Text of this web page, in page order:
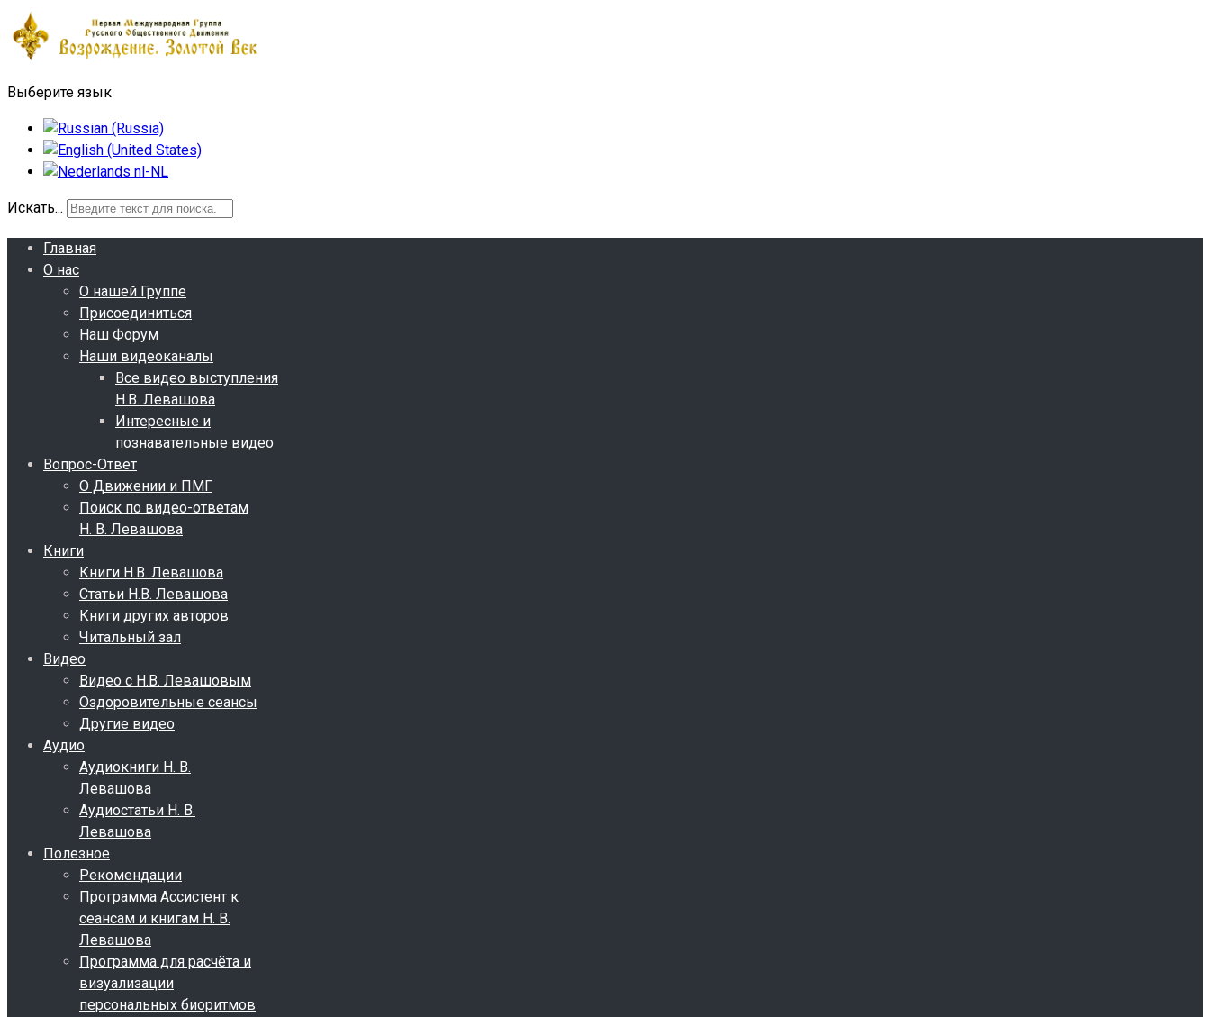
Выберите язык
Искать...
Главная
О нас
О нашей Группе
Присоединиться
Наш Форум
Наши видеоканалы
Все видео выступления
Н.В. Левашова
Интересные и
познавательные видео
Вопрос-Ответ
О Движении и ПМГ
Поиск по видео-ответам
Н. В. Левашова
Книги
Книги Н.В. Левашова
Статьи Н.В. Левашова
Книги других авторов
Читальный зал
Видео
Видео с Н.В. Левашовым
Оздоровительные сеансы
Другие видео
Аудио
Аудиокниги Н. В.
Левашова
Аудиостатьи Н. В.
Левашова
Полезное
Рекомендации
Программа Ассистент к
сеансам и книгам Н. В.
Левашова
Программа для расчёта и
визуализации
персональных биоритмов